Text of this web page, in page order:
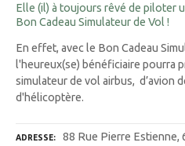
Elle (il) à toujours rêvé de piloter
Bon Cadeau Simulateur de Vol !
En effet, avec le Bon Cadeau
l'heureux(se) bénéficiaire pourra
simulateur de vol airbus, d’avion
d'hélicoptère.
ADRESSE 88 Rue Pierre Estienne,